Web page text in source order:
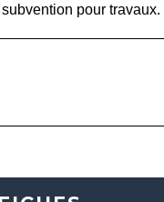
pour travaux.